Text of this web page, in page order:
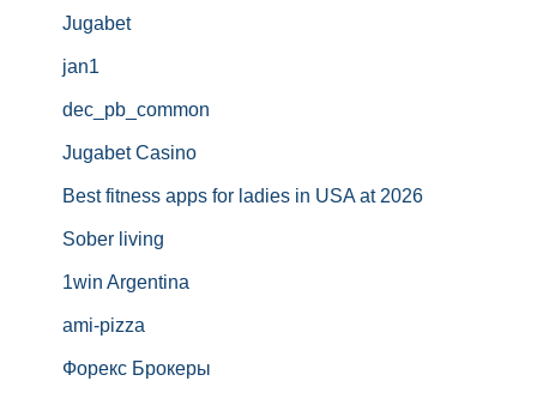
Jugabet
jan1
dec_pb_common
Jugabet Casino
Best fitness apps for ladies in USA at 2026
Sober living
1win Argentina
ami-pizza
Форекс Брокеры